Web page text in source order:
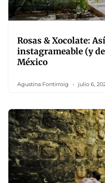
Rosas & Xocolate:
instagrameable (y
México
Agustina Fontirroig julio 6,